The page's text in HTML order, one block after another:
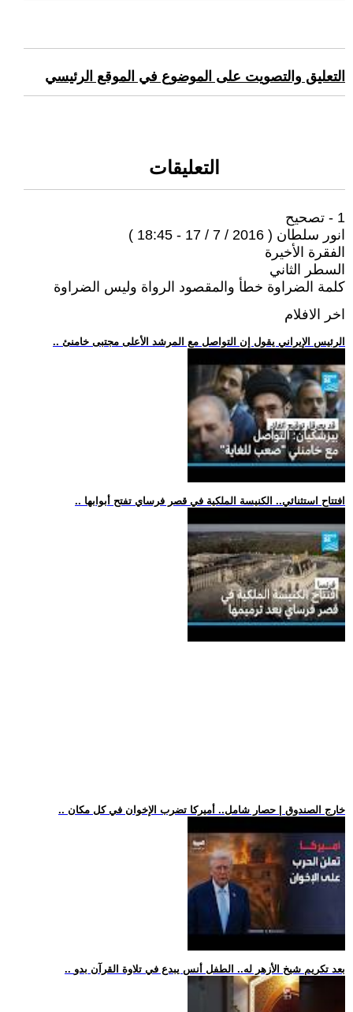
التعليق والتصويت على الموضوع في الموقع الرئيسي
التعليقات
1 - تصحيح
انور سلطان ( 2016 / 7 / 17 - 18:45 )
الفقرة الأخيرة
السطر الثاني
كلمة الضراوة خطأ والمقصود الرواة وليس الضراوة
اخر الافلام
.. الرئيس الإيراني يقول إن التواصل مع المرشد الأعلى مجتبى خامنئ
.. افتتاح استثنائي.. الكنيسة الملكية في قصر فرساي تفتح أبوابها
.. خارج الصندوق | حصار شامل.. أميركا تضرب الإخوان في كل مكان
.. بعد تكريم شيخ الأزهر له.. الطفل أنس يبدع في تلاوة القرآن بدو